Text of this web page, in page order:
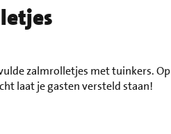
zalmrolletjes met tuinkers. Op
laat je gasten versteld staan!